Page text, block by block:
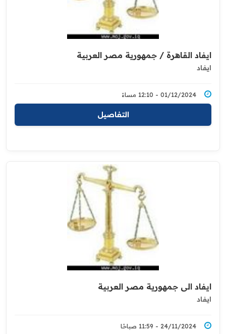
ايفاد القاهرة / جمهورية مصر العربية
ايفاد
01/12/2024 - 12:10 مساءً
التفاصيل
ايفاد الى جمهورية مصر العربية
ايفاد
24/11/2024 - 11:59 صباحًا